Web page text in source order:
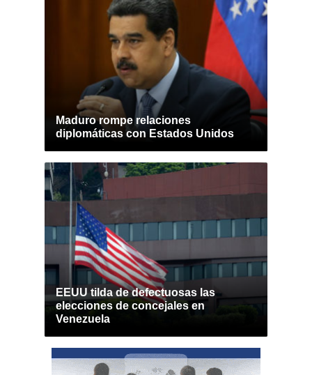
Maduro rompe relaciones
diplomáticas con Estados Unidos
EEUU tilda de defectuosas las
elecciones de concejales en
Venezuela